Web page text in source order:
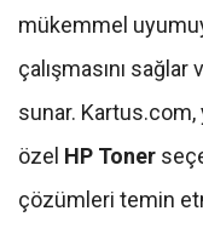
mükemmel
çalışmasını
sunar. Kartus.com,
özel HP Toner
çözümleri temin